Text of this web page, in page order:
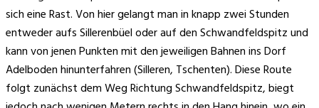
sich eine Rast. Von hier gelangt man in knapp zwei Stunden
entweder aufs Sillerenbüel oder auf den Schwandfeldspitz und
kann von jenen Punkten mit den jeweiligen Bahnen ins Dorf
Adelboden hinunterfahren (Silleren, Tschenten). Diese Route
folgt zunächst dem Weg Richtung Schwandfeldspitz, biegt